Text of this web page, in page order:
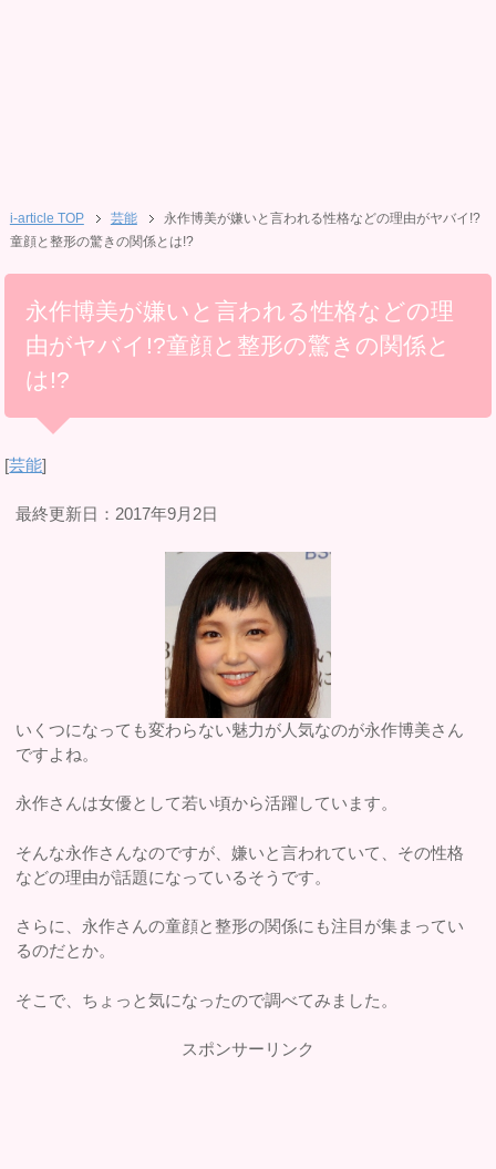
i-article TOP 芸能
永作博美が嫌いと言われる性格などの理由がヤバイ!?
童顔と整形の驚きの関係とは!?
永作博美が嫌いと言われる性格などの理
由がヤバイ!?童顔と整形の驚きの関係と
は!?
[芸能]
最終更新日：2017年9月2日
いくつになっても変わらない魅力が人気なのが永作博美さん
ですよね。
永作さんは女優として若い頃から活躍しています。
そんな永作さんなのですが、嫌いと言われていて、その性格
などの理由が話題になっているそうです。
さらに、永作さんの童顔と整形の関係にも注目が集まってい
るのだとか。
そこで、ちょっと気になったので調べてみました。
スポンサーリンク